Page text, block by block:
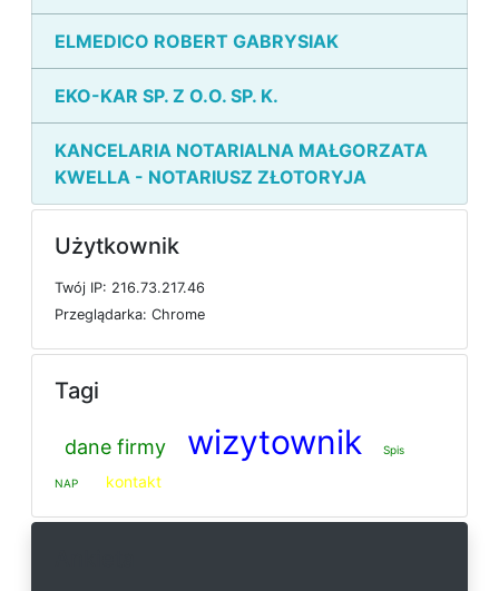
ELMEDICO ROBERT GABRYSIAK
EKO-KAR SP. Z O.O. SP. K.
KANCELARIA NOTARIALNA MAŁGORZATA
KWELLA - NOTARIUSZ ZŁOTORYJA
Użytkownik
Twój IP: 216.73.217.46
Przeglądarka: Chrome
Tagi
dane firmy wizytownik Spis
NAP kontakt